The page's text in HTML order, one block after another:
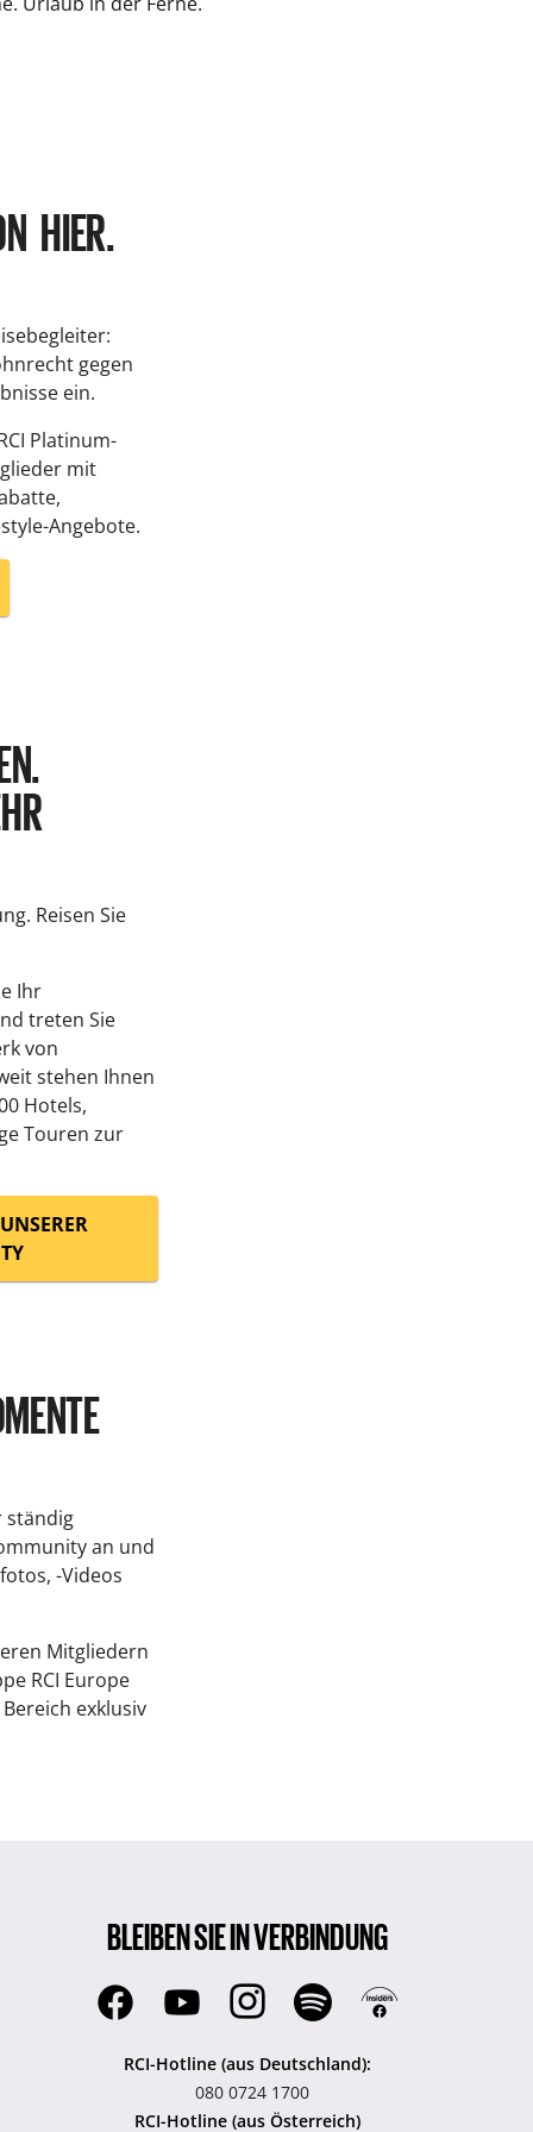
HIER.
gegen
ein.
Platinum-
mit
Angebote.
Reisen Sie
Ihr
treten Sie
von
stehen Ihnen
Hotels,
Touren zur
ständig
an und
-Videos
Mitgliedern
RCI Europe
exklusiv
BLEIBEN SIE IN VERBINDUNG
RCI-Hotline (aus Deutschland):
080 0724 1700
RCI-Hotline (aus Österreich)